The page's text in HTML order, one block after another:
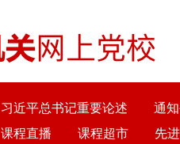
习近平总书记重要论述
通
课程直播
课程超市 先